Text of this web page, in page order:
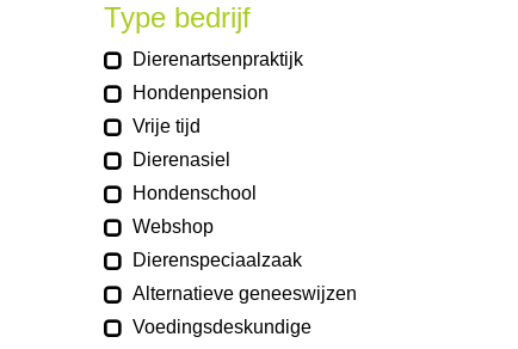
Type bedrijf
Dierenartsenpraktijk
Hondenpension
Vrije tijd
Dierenasiel
Hondenschool
Webshop
Dierenspeciaalzaak
Alternatieve geneeswijzen
Voedingsdeskundige